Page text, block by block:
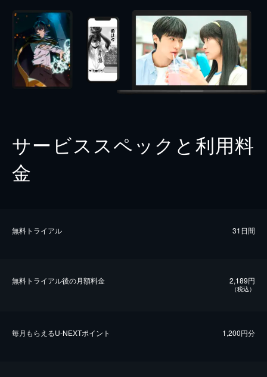
サービススペックと利用料
金
無料トライアル 31日間
無料トライアル後の⽉額料金 2,189円
（税込）
毎⽉もらえるU-NEXTポイント 1,200円分